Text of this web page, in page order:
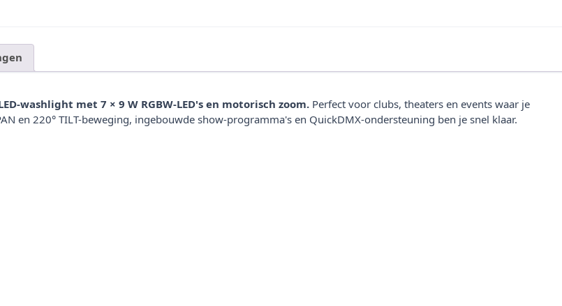
washlight met 7 × 9 W RGBW-LED's en motorisch zoom. Perfect voor clubs, theaters en events waar je
en 220° TILT-beweging, ingebouwde show-programma's en QuickDMX-ondersteuning ben je snel klaar.